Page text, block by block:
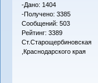
-Дано: 1404
-Получено: 3385
Сообщений: 503
Рейтинг: 3389
Ст.Старощербиновская
,Краснодарского края